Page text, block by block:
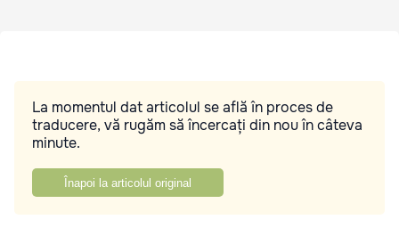
La momentul dat articolul se află în proces de
traducere, vă rugăm să încercați din nou în câteva
minute.
Înapoi la articolul original